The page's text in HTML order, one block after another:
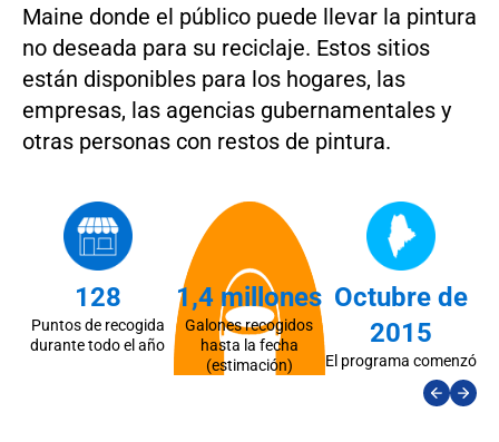
Maine donde el público puede llevar la pintura
no deseada para su reciclaje. Estos sitios
están disponibles para los hogares, las
empresas, las agencias gubernamentales y
otras personas con restos de pintura.
128
Puntos de recogida
durante todo el año
1,4 millones
Galones recogidos
hasta la fecha
(estimación)
Octubre de
2015
El programa comenzó